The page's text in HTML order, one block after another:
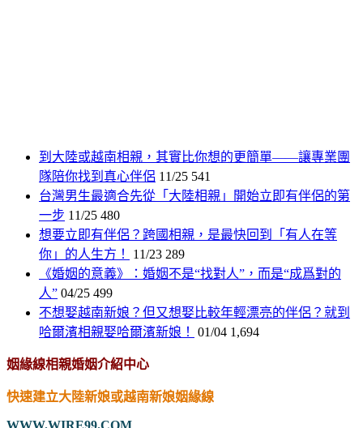
到大陸或越南相親，其實比你想的更簡單——讓專業團
隊陪你找到真心伴侶 11/25 541
台灣男生最適合先從「大陸相親」開始立即有伴侶的第
一步 11/25 480
想要立即有伴侶？跨國相親，是最快回到「有人在等
你」的人生方！
11/23 289
《婚姻的意義》：婚姻不是“找對人”，而是“成爲對的
人” 04/25 499
不想娶越南新娘？但又想娶比較年輕漂亮的伴侶？就到
哈爾濱相親娶哈爾濱新娘！
01/04 1,694
姻緣線相親婚姻介紹中心
快速建立大陸新娘或越南新娘姻緣線
WWW.WIRE99.COM